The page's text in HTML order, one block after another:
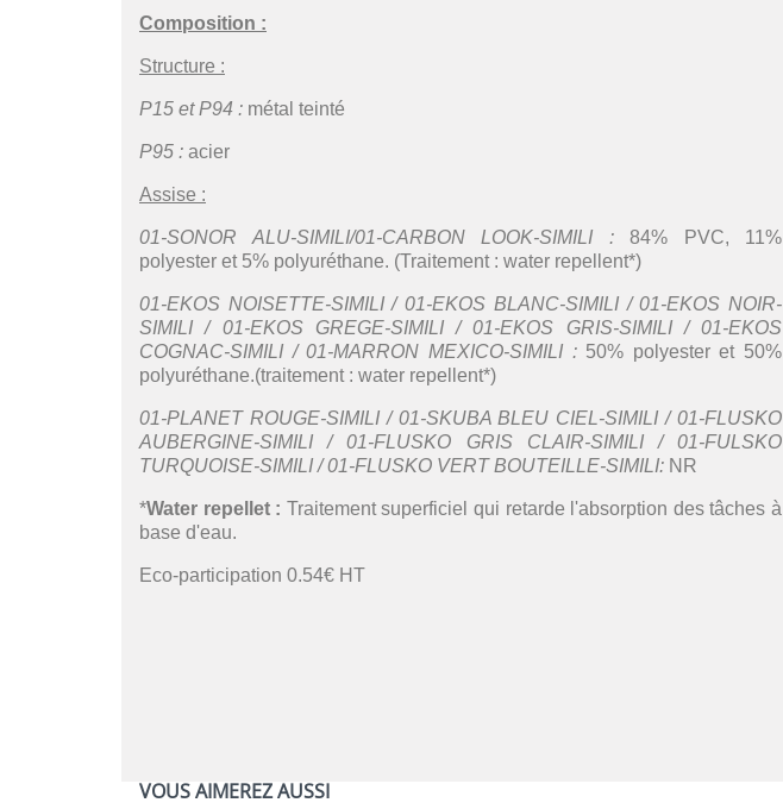
Composition :
Structure :
P15 et P94 : métal teinté
P95 : acier
Assise :
01-SONOR ALU-SIMILI/01-CARBON LOOK-SIMILI :84% PVC, 11%
polyester et 5% polyuréthane. (Traitement : water repellent*)
01-EKOS NOISETTE-SIMILI / 01-EKOS BLANC-SIMILI / 01-EKOS NOIR-
SIMILI / 01-EKOS GREGE-SIMILI / 01-EKOS GRIS-SIMILI / 01-EKOS
COGNAC-SIMILI / 01-MARRON MEXICO-SIMILI :50% polyester et 50%
polyuréthane.(traitement : water repellent*)
01-PLANET ROUGE-SIMILI / 01-SKUBA BLEU CIEL-SIMILI / 01-FLUSKO
AUBERGINE-SIMILI / 01-FLUSKO GRIS CLAIR-SIMILI / 01-FULSKO
TURQUOISE-SIMILI / 01-FLUSKO VERT BOUTEILLE-SIMILI: NR
*Water repellet : Traitement superficiel qui retarde l'absorption des tâches à
base d'eau.
Eco-participation 0.54€ HT
VOUS AIMEREZ AUSSI